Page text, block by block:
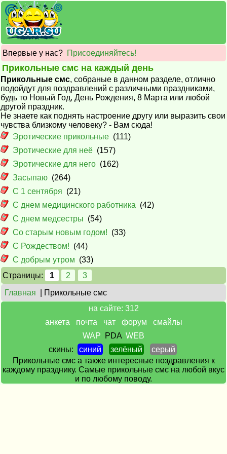
Впервые у нас? Присоединяйтесь!
Прикольные смс на каждый день
Прикольные смс, собраные в данном разделе, отлично
подойдут для поздравлений с различными праздниками,
будь то Новый Год, День Рождения, 8 Марта или любой
другой праздник.
Не знаете как поднять настроение другу или выразить свои
чувства близкому человеку? - Вам сюда!
Эротические прикольные (111)
Эротические для неё (157)
Эротические для него (162)
Засыпаю (264)
С 1 сентября (21)
С днем медицинского работника (42)
С днем медсестры (54)
Со старым новым годом! (33)
С Рождеством! (44)
С добрым утром (33)
Страницы:
1 2
3
Главная
| Прикольные смс
на сайте: 312
анкета
почта чат форум
смайлы
WAP
PDA WEB
скины:
синий зелёный
серый
Прикольные смс а также интересные поздравления к
каждому празднику. Самые прикольные смс на любой вкус
и по любому поводу.